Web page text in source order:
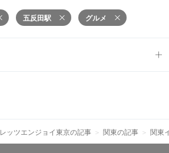
五反田駅 グルメ
レッツエンジョイ東京の記事 関東の記事 関東